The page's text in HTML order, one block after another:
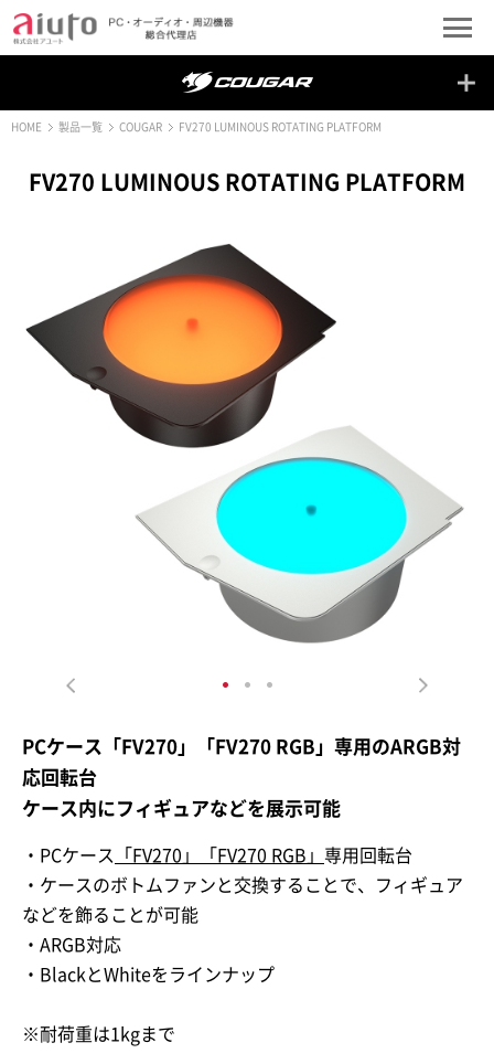
HOME 製品一覧 COUGAR FV270 LUMINOUS ROTATING PLATFORM
FV270 LUMINOUS ROTATING PLATFORM
PCケース「FV270」「FV270 RGB」専用のARGB対
応回転台
ケース内にフィギュアなどを展示可能
・PCケース 「FV270」 「FV270 RGB」 専用回転台
・ケースのボトムファンと交換することで、フィギュア
などを飾ることが可能
・ARGB対応
・BlackとWhiteをラインナップ
※耐荷重は1kgまで